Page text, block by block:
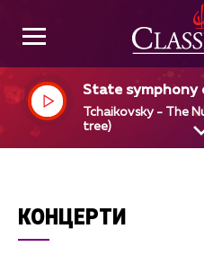
State symphony
irTchaikovsky - The
tree)
КОНЦЕРТИ